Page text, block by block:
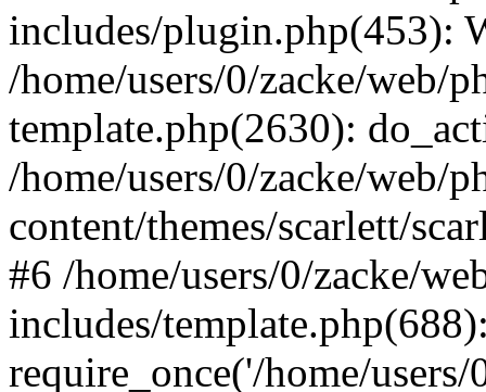
includes/plugin.php(453):
/home/users/0/zacke/web/
template.php(2630):
/home/users/0/zacke/web/
content/themes/scarlett/
#6 /home/users/0/zacke/
includes/
require_once('/home/